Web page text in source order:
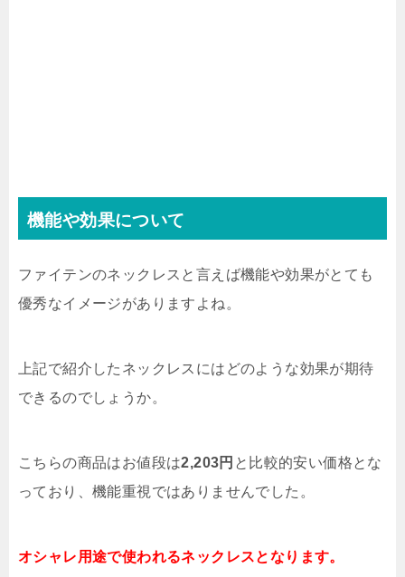
機能や効果について
ファイテンのネックレスと言えば機能や効果がとても
優秀なイメージがありますよね。
上記で紹介したネックレスにはどのような効果が期待
できるのでしょうか。
こちらの商品はお値段は2,203円 と比較的安い価格とな
っており、機能重視ではありませんでした。
オシャレ用途で使われるネックレスとなります。